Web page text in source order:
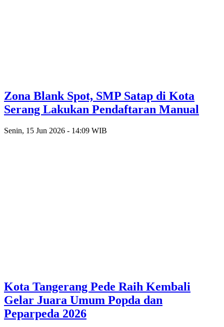
Zona Blank Spot, SMP Satap di Kota
Serang Lakukan Pendaftaran Manual
Senin, 15 Jun 2026 - 14:09 WIB
Kota Tangerang Pede Raih Kembali
Gelar Juara Umum Popda dan
Peparpeda 2026